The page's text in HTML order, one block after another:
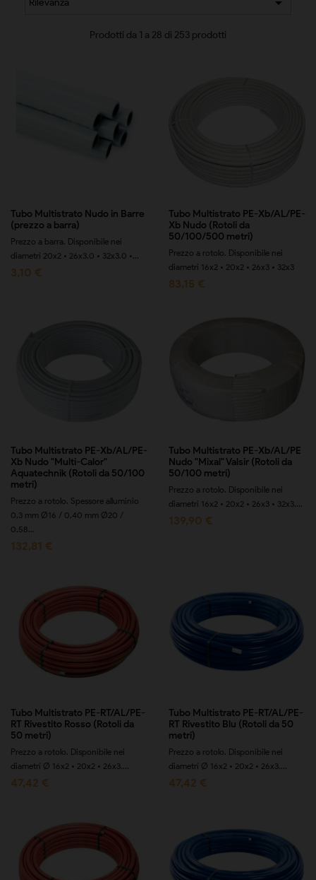
Rilevanza
Prodotti da 1 a 28 di 253 prodotti
Tubo Multistrato Nudo in Barre
(prezzo a barra)
Prezzo a barra. Disponibile nei
diametri 20x2 • 26x3.0 • 32x3.0 •...
3,10 €
Tubo Multistrato PE-Xb/AL/PE-
Xb Nudo (Rotoli da
50/100/500 metri)
Prezzo a rotolo. Disponibile nei
diametri 16x2 • 20x2 • 26x3 • 32x3
83,15 €
Tubo Multistrato PE-Xb/AL/PE-
Xb Nudo "Multi-Calor"
Aquatechnik (Rotoli da 50/100
metri)
Prezzo a rotolo. Spessore alluminio
0,3 mm Ø16 / 0,40 mm Ø20 /
0,58...
132,81 €
Tubo Multistrato PE-Xb/AL/PE
Nudo "Mixal" Valsir (Rotoli da
50/100 metri)
Prezzo a rotolo. Disponibile nei
diametri 16x2 • 20x2 • 26x3 • 32x3....
139,90 €
Tubo Multistrato PE-RT/AL/PE-
RT Rivestito Rosso (Rotoli da
50 metri)
Prezzo a rotolo. Disponibile nei
diametri Ø 16x2 • 20x2 • 26x3....
47,42 €
Tubo Multistrato PE-RT/AL/PE-
RT Rivestito Blu (Rotoli da 50
metri)
Prezzo a rotolo. Disponibile nei
diametri Ø 16x2 • 20x2 • 26x3....
47,42 €